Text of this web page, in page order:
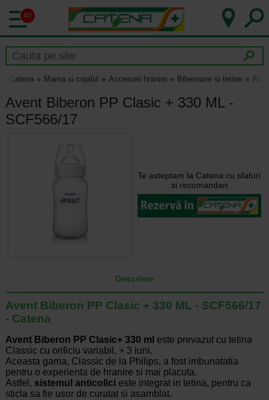
40
Catena Mama si copilul Accesorii hranire Biberoane si tetine
Avent Biberon PP Clasic + 330 ML -
SCF566/17
Te asteptam la Catena cu sfaturi
si recomandari
Descriere
Avent Biberon PP Clasic + 330 ML - SCF566/17
- Catena
Avent Biberon PP Clasic+ 330 ml este prevazut cu tetina
Classic cu orificiu variabil, + 3 luni.
Aceasta gama, Classic de la Philips, a fost imbunatatia
pentru o experienta de hranire si mai placuta.
Astfel, sistemul anticolici este integrat in tetina, pentru ca
sticla sa fie usor de curatat si asamblat.